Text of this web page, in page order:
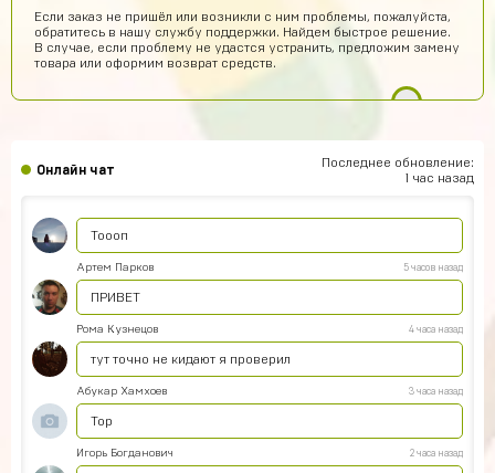
Если заказ не пришёл или возникли с ним проблемы, пожалуйста,
обратитесь в нашу службу поддержки. Найдем быстрое решение.
В случае, если проблему не удастся устранить, предложим замену
товара или оформим возврат средств.
Онлайн чат
Последнее обновление:
1 час назад
Тамерлан Хамраев 9 часов назад
Это рили рили
Как ввести купленный аккаунт stand-off 2
Тоооп
Артем Парков 5 часов назад
ПРИВЕТ
Рома Кузнецов 4 часа назад
тут точно не кидают я проверил
Абукар Хамхоев 3 часа назад
Top
Игорь Богданович 2 часа назад